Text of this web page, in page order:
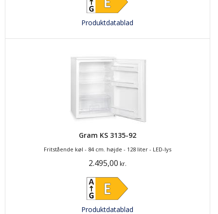
Produktdatablad
Gram KS 3135-92
Fritstående køl - 84 cm. højde - 128 liter - LED-lys
2.495,00 kr.
Produktdatablad